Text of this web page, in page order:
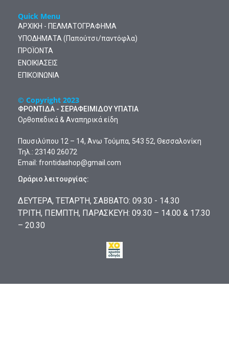
Quick Menu
ΑΡΧΙΚΗ - ΠΕΛΜΑΤΟΓΡΑΦΗΜΑ
ΥΠΟΔΗΜΑΤΑ (Παπούτσι/παντόφλα)
ΠΡΟΪΟΝΤΑ
ΕΝΟΙΚΙΑΣΕΙΣ
ΕΠΙΚΟΙΝΩΝΙΑ
© Copyright 2023
ΦΡΟΝΤΙΔΑ - ΣΕΡΑΦΕΙΜΙΔΟΥ ΥΠΑΤΙΑ
Ορθοπεδικά & Αναπηρικά είδη
Παυσιλύπου 12 – 14, Άνω Τούμπα, 543 52, Θεσσαλονίκη
Τηλ.: 23140 26072
Email: frontidashop@gmail.com
Ωράριο λειτουργίας:
ΔΕΥΤΕΡΑ, ΤΕΤΑΡΤΗ, ΣΑΒΒΑΤΟ: 09.30 - 14.30
ΤΡΙΤΗ, ΠΕΜΠΤΗ, ΠΑΡΑΣΚΕΥΗ: 09.30 – 14.00 & 17.30
– 20.30